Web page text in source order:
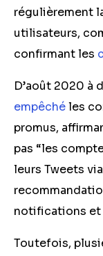
régulièrement
utilisateurs,
confirmant les
D’août 2020 à
empêchéles
promus,
pas “les
leurs Tweets
notifications et
Toutefois,